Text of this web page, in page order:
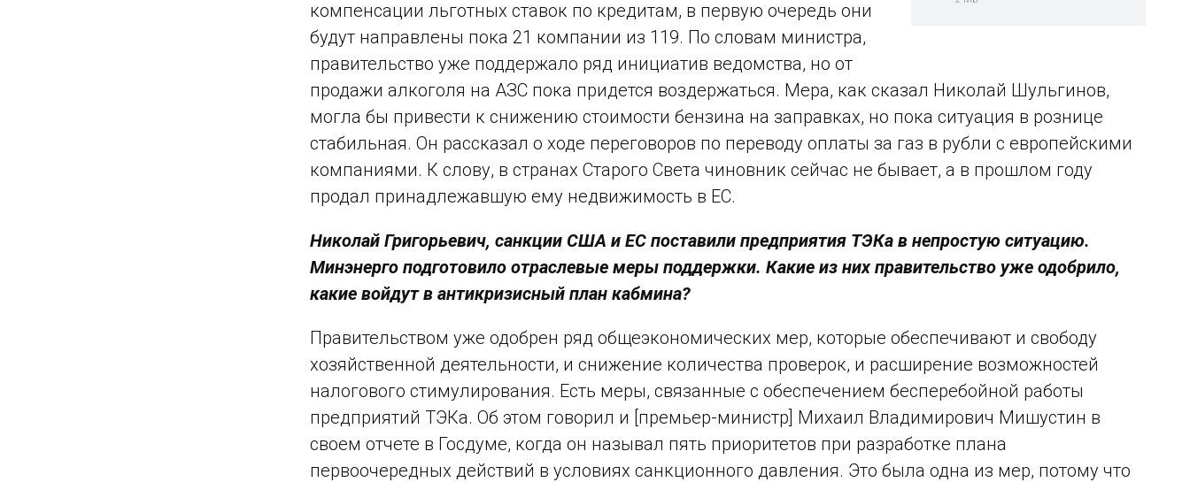
компенсации льготных ставок по кредитам, в первую очередь они
будут направлены пока 21 компании из 119. По словам министра,
правительство уже поддержало ряд инициатив ведомства, но от
продажи алкоголя на АЗС пока придется воздержаться. Мера, как сказал Николай Шульгинов,
могла бы привести к снижению стоимости бензина на заправках, но пока ситуация в рознице
стабильная. Он рассказал о ходе переговоров по переводу оплаты за газ в рубли с европейскими
компаниями. К слову, в странах Старого Света чиновник сейчас не бывает, а в прошлом году
продал принадлежавшую ему недвижимость в ЕС.
Николай Григорьевич, санкции США и ЕС поставили предприятия ТЭКа в непростую ситуацию.
Минэнерго подготовило отраслевые меры поддержки. Какие из них правительство уже одобрило,
какие войдут в антикризисный план кабмина?
Правительством уже одобрен ряд общеэкономических мер, которые обеспечивают и свободу
хозяйственной деятельности, и снижение количества проверок, и расширение возможностей
налогового стимулирования. Есть меры, связанные с обеспечением бесперебойной работы
предприятий ТЭКа. Об этом говорил и [премьер-министр] Михаил Владимирович Мишустин в
своем отчете в Госдуме, когда он называл пять приоритетов при разработке плана
первоочередных действий в условиях санкционного давления. Это была одна из мер, потому что